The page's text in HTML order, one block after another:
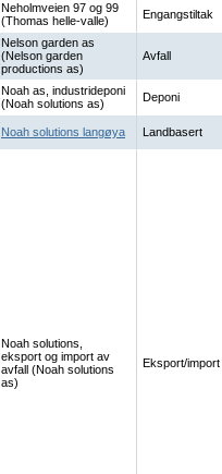
Neholmveien 97 og 99
(Thomas helle-valle)
Engangstiltak
Nelson garden as
(Nelson garden
productions as)
Avfall
Noah as, industrideponi
(Noah solutions as)
Deponi
Noah solutions langøya Landbasert
Noah solutions,
eksport og import av
avfall (Noah solutions
as)
Eksport/import